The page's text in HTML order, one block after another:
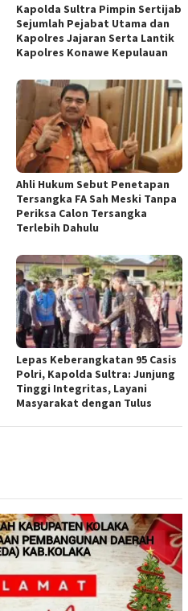
Kapolda Sultra Pimpin Sertijab
Sejumlah Pejabat Utama dan
Kapolres Jajaran Serta Lantik
Kapolres Konawe Kepulauan
Ahli Hukum Sebut Penetapan
Tersangka FA Sah Meski Tanpa
Periksa Calon Tersangka
Terlebih Dahulu
Lepas Keberangkatan 95 Casis
Polri, Kapolda Sultra: Junjung
Tinggi Integritas, Layani
Masyarakat dengan Tulus